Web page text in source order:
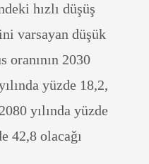
hızlı düşüş
varsayan düşük
oranının 2030
yüzde 18,2,
yılında yüzde
42,8 olacağı